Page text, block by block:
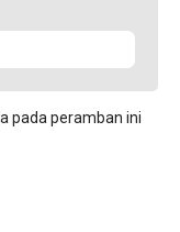
pada peramban ini